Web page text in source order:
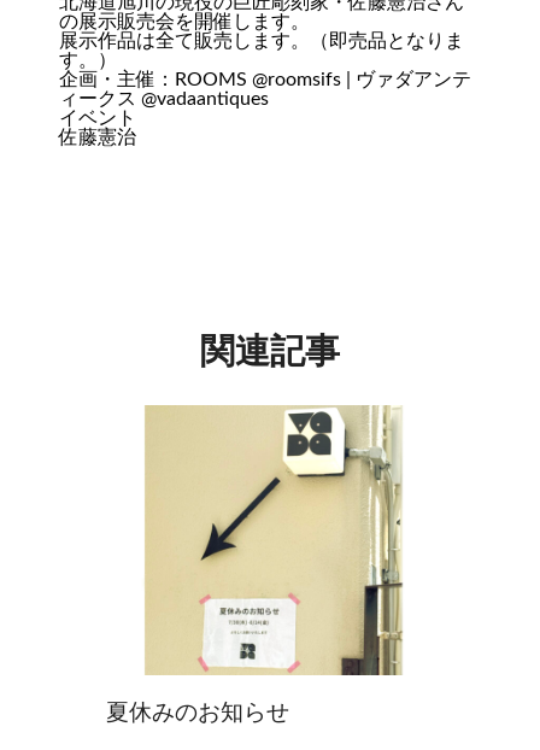
の展示販売会を開催します。
展示作品は全て販売します。（即売品となりま
す。）
企画・主催：ROOMS @roomsifs | ヴァダアンテ
ィークス @vadaantiques
イベント
佐藤憲治
関連記事
夏休みのお知らせ